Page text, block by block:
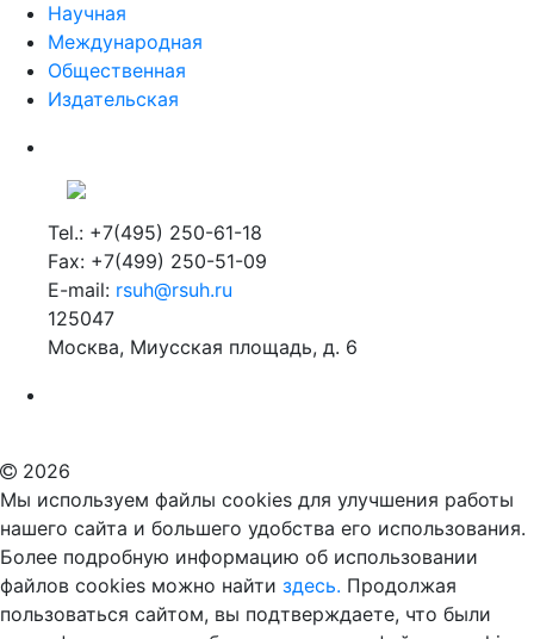
Научная
Международная
Общественная
Издательская
Tel.: +7(495) 250-61-18
Fax: +7(499) 250-51-09
E-mail: rsuh@rsuh.ru
125047
Москва, Миусская площадь, д. 6
2026
Мы используем файлы cookies для улучшения работы
нашего сайта и большего удобства его использования.
Более подробную информацию об использовании
файлов cookies можно найти здесь. Продолжая
пользоваться сайтом, вы подтверждаете, что были